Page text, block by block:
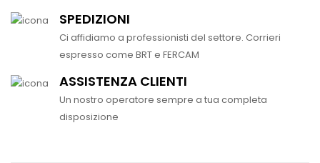
SPEDIZIONI
Ci affidiamo a professionisti del settore. Corrieri
espresso come BRT e FERCAM
ASSISTENZA CLIENTI
Un nostro operatore sempre a tua completa
disposizione